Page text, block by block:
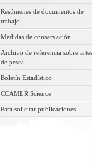
Resúmenes de documentos de
trabajo
Medidas de conservación
Archivo de referencia sobre artes
de pesca
Boletín Estadístico
CCAMLR Science
Para solicitar publicaciones